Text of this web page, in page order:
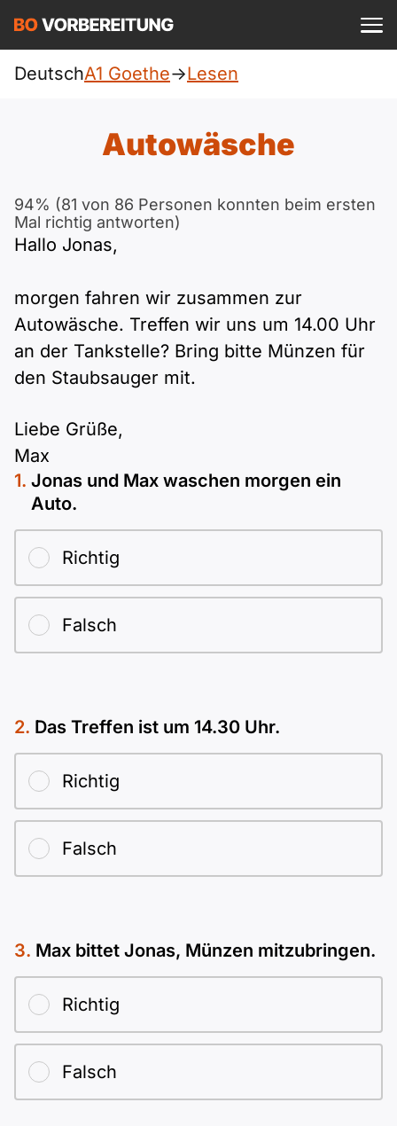
Goethe
Allgemein
Beruf
ÖIF
ÖSD
Pflege (telc)
Englisch
Türkisch
Ukrainisch
Russisch
A1 DTZ
A1 Goethe
A1 ÖIF
A2 Allgemein
A2 telc
A2 Goethe
A2 ÖIF
B1
B1 Allgemein
B1 DTZ
B1 Beruf
B1 telc
B1 Goethe
B1 ÖIF
B1 ÖSD
B1 Pflege (telc)
B2 Allgemein
B2 Beruf
B2 telc
B2 Goethe
B2 Pflege (telc)
Webinare
Mehr Tools
Online-Kurse
Einbürgerungstest
Spiele
Schulen & Kurse
Motivationsbriefe
Einloggen ist kostenlos?
DeutschA1 Goethe->Lesen
Autowäsche
94% (81 von 86 Personen konnten beim ersten
Mal richtig antworten)
Hallo Jonas,
morgen fahren wir zusammen zur
Autowäsche. Treffen wir uns um 14.00 Uhr
an der Tankstelle? Bring bitte Münzen für
den Staubsauger mit.
Liebe Grüße,
Max
Jonas und Max waschen morgen ein
Auto.
Richtig
Falsch
Das Treffen ist um 14.30 Uhr.
Richtig
Falsch
Max bittet Jonas, Münzen mitzubringen.
Richtig
Falsch